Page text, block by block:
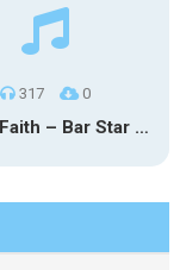
317 0
Carter Faith – Bar Star Vevo